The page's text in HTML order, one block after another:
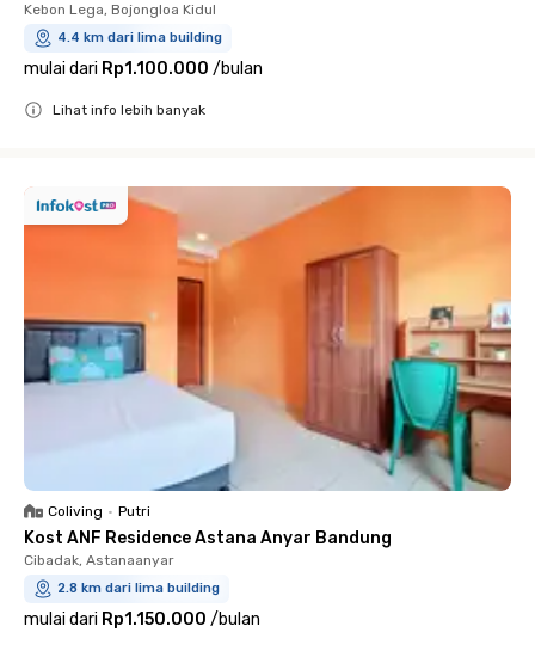
Kebon Lega, Bojongloa Kidul
4.4 km dari lima building
mulai dari Rp1.100.000 /bulan
Lihat info lebih banyak
Coliving • Putri
Kost ANF Residence Astana Anyar Bandung
Cibadak, Astanaanyar
2.8 km dari lima building
mulai dari Rp1.150.000 /bulan